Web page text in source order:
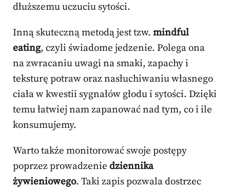
dłuższemu uczuciu sytości.
Inną skuteczną metodą jest tzw. mindful
eating, czyli świadome jedzenie. Polega ona
na zwracaniu uwagi na smaki, zapachy i
teksturę potraw oraz nasłuchiwaniu własnego
ciała w kwestii sygnałów głodu i sytości. Dzięki
temu łatwiej nam zapanować nad tym, co i ile
konsumujemy.
Warto także monitorować swoje postępy
poprzez prowadzenie dziennika
żywieniowego. Taki zapis pozwala dostrzec